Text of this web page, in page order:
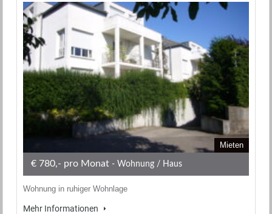
Mieten
€ 780,- pro Monat - Wohnung / Haus
Wohnung in ruhiger Wohnlage
Mehr Informationen